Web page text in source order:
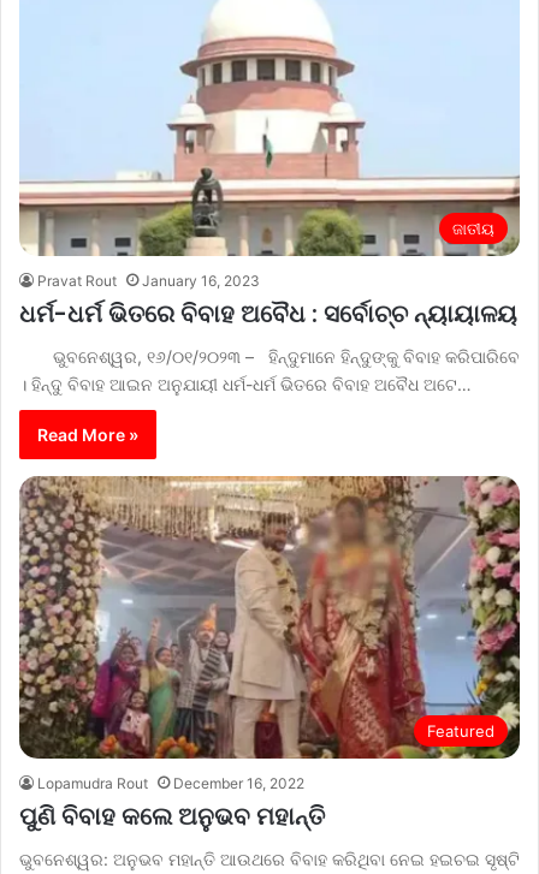
ଜାତୀୟ
Pravat Rout January 16, 2023
ଧର୍ମ-ଧର୍ମ ଭିତରେ ବିବାହ ଅବୈଧ : ସର୍ବୋଚ୍ଚ ନ୍ୟାୟାଳୟ
ଭୁବନେଶ୍ୱର, ୧୬/୦୧/୨୦୨୩ – ହିନ୍ଦୁମାନେ ହିନ୍ଦୁଙ୍କୁ ବିବାହ କରିପାରିବେ
। ହିନ୍ଦୁ ବିବାହ ଆଇନ ଅନୁଯାୟୀ ଧର୍ମ-ଧର୍ମ ଭିତରେ ବିବାହ ଅବୈଧ ଅଟେ…
Read More »
Featured
Lopamudra Rout December 16, 2022
ପୁଣି ବିବାହ କଲେ ଅନୁଭବ ମହାନ୍ତି
ଭୁବନେଶ୍ୱର: ଅନୁଭବ ମହାନ୍ତି ଆଉଥରେ ବିବାହ କରିଥିବା ନେଇ ହଇଚଇ ସୃଷ୍ଟି